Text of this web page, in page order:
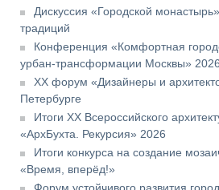
Дискуссия «Городской
традиций
Конференция «Комфортная
урбан-трансформации Москвы» 2026
XX форум «Дизайнеры и
Петербурге
Итоги XX Всероссийского
«АрхБухта. Рекурсия» 2026
Итоги конкурса на создание
«Время, вперёд!»